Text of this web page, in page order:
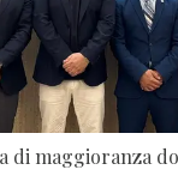
di maggioranza